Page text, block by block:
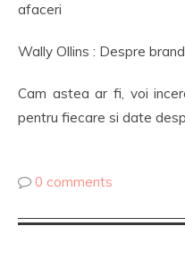
afaceri
Wally Ollins : Despre brand
Cam astea ar fi, voi
pentru fiecare si date
0 comments